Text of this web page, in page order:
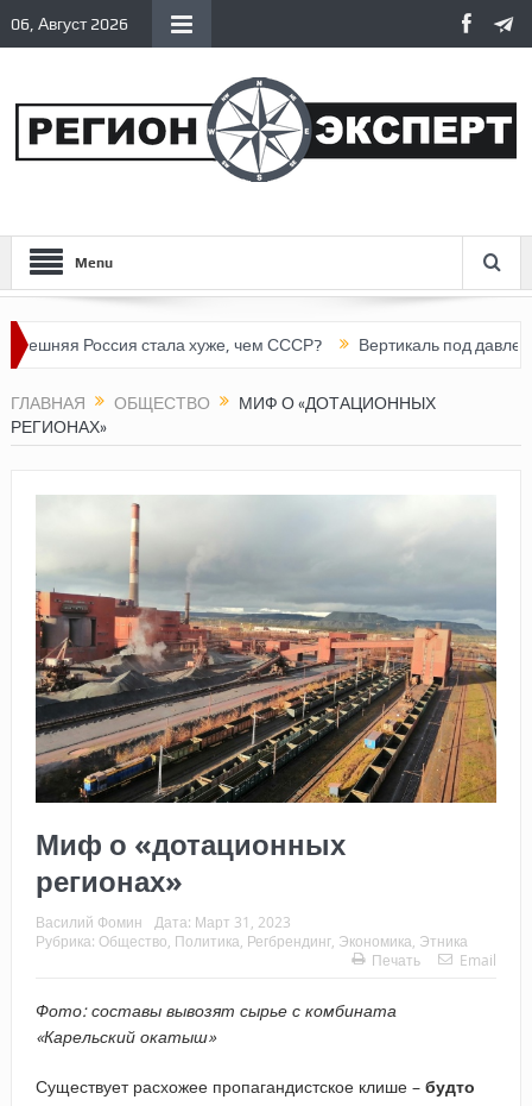
06, Август 2026
Menu
Россия стала хуже, чем СССР? Вертикаль под давлением
ГЛАВНАЯ ОБЩЕСТВО
МИФ О «ДОТАЦИОННЫХ
РЕГИОНАХ»
Миф о «дотационных
регионах»
Василий Фомин Дата: Март 31, 2023
Рубрика: Общество Политика Регбрендинг, Экономика Этника
Печать
Email
Фото: составы вывозят сырье с комбината
«Карельский окатыш»
Существует расхожее пропагандистское клише – будто